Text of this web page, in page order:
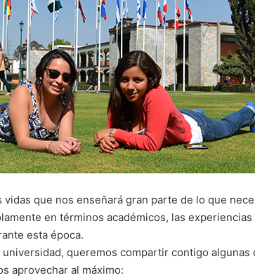
que nos enseñará gran parte de lo que
en términos académicos, las experiencias
esta época.
queremos compartir contigo algunas
aprovechar al máximo: